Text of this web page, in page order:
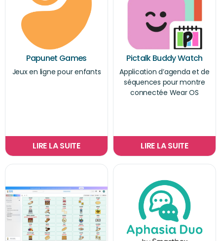
Papunet Games
Jeux en ligne pour enfants
LIRE LA SUITE
Pictalk Buddy Watch
Application d’agenda et de
séquences pour montre
connectée Wear OS
LIRE LA SUITE